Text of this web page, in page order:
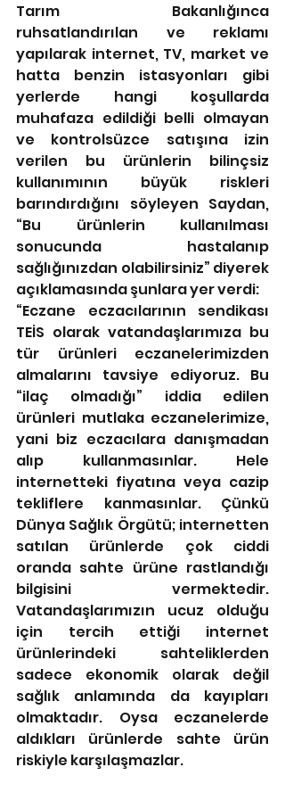
Tarım Bakanlığınca
ruhsatlandırılan ve reklamı
yapılarak internet, TV, market ve
hatta benzin istasyonları gibi
yerlerde hangi koşullarda
muhafaza edildiği belli olmayan
ve kontrolsüzce satışına izin
verilen bu ürünlerin bilinçsiz
kullanımının büyük riskleri
barındırdığını söyleyen Saydan,
“Bu ürünlerin kullanılması
sonucunda hastalanıp
sağlığınızdan olabilirsiniz” diyerek
açıklamasında şunlara yer verdi:
“Eczane eczacılarının sendikası
TEİS olarak vatandaşlarımıza bu
tür ürünleri eczanelerimizden
almalarını tavsiye ediyoruz. Bu
“ilaç olmadığı” iddia edilen
ürünleri mutlaka eczanelerimize,
yani biz eczacılara danışmadan
alıp kullanmasınlar. Hele
internetteki fiyatına veya cazip
tekliflere kanmasınlar. Çünkü
Dünya Sağlık Örgütü; internetten
satılan ürünlerde çok ciddi
oranda sahte ürüne rastlandığı
bilgisini vermektedir.
Vatandaşlarımızın ucuz olduğu
için tercih ettiği internet
ürünlerindeki sahteliklerden
sadece ekonomik olarak değil
sağlık anlamında da kayıpları
olmaktadır. Oysa eczanelerde
aldıkları ürünlerde sahte ürün
riskiyle karşılaşmazlar.